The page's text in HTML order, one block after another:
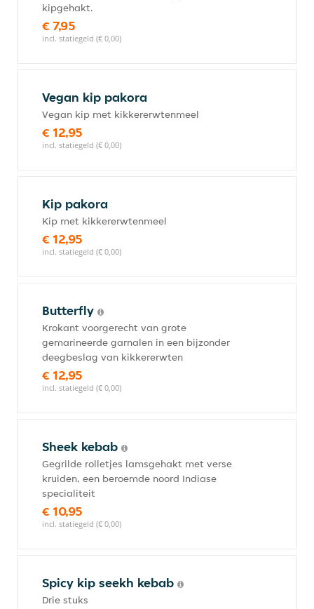
kipgehakt.
€ 7,95
incl. statiegeld (€ 0,00)
Vegan kip pakora
Vegan kip met kikkererwtenmeel
€ 12,95
incl. statiegeld (€ 0,00)
Kip pakora
Kip met kikkererwtenmeel
€ 12,95
incl. statiegeld (€ 0,00)
Butterfly
Krokant voorgerecht van grote
gemarineerde garnalen in een bijzonder
deegbeslag van kikkererwten
€ 12,95
incl. statiegeld (€ 0,00)
Sheek kebab
Gegrilde rolletjes lamsgehakt met verse
kruiden, een beroemde noord Indiase
specialiteit
€ 10,95
incl. statiegeld (€ 0,00)
Spicy kip seekh kebab
Drie stuks